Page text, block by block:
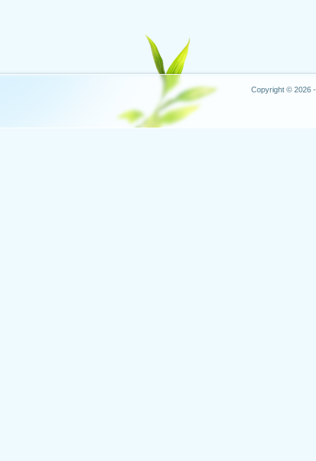
Copyright © 2026